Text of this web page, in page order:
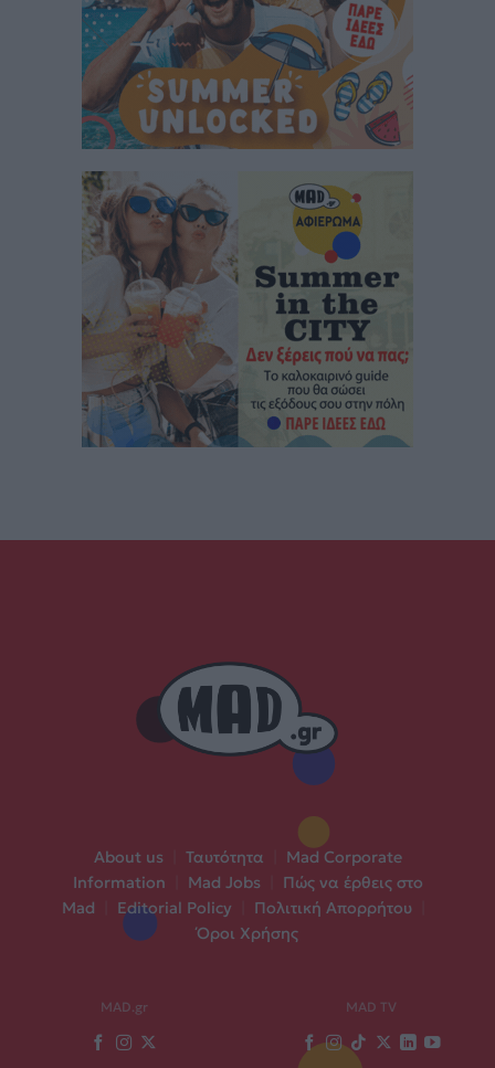
About us Ταυτότητα
Mad Corporate
Information
Mad Jobs
Πώς να έρθεις στο
Mad
Editorial Policy Πολιτική Απορρήτου
Όροι Χρήσης
MAD.gr MAD TV